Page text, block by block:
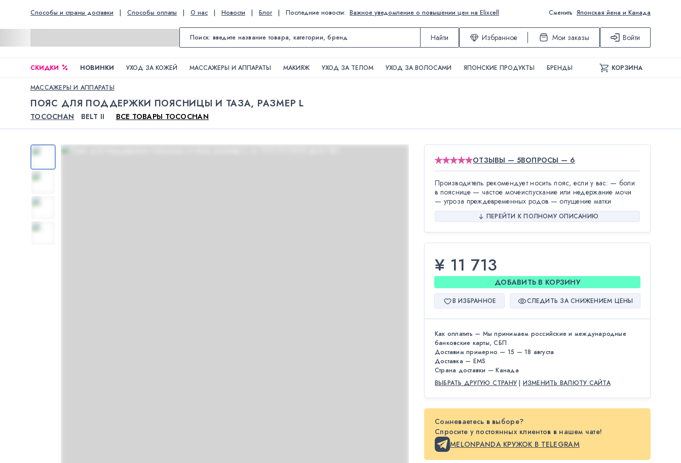
Способы и страны доставки | Способы оплаты | О нас | Новости | Блог | Последние новости: Важное уведомление о повышении цен на Elixcell Сменить Японская йена и Канада
Найти Избранное Мои заказы Войти
СКИДКИ НОВИНКИ УХОД ЗА КОЖЕЙ МАССАЖЕРЫ И АППАРАТЫ МАКИЯЖ УХОД ЗА ТЕЛОМ УХОД ЗА ВОЛОСАМИ ЯПОНСКИЕ ПРОДУКТЫ БРЕНДЫ КОРЗИНА
МАССАЖЕРЫ И АППАРАТЫ
ПОЯС ДЛЯ ПОДДЕРЖКИ ПОЯСНИЦЫ И ТАЗА, РАЗМЕР L
TOCOCHAN BELT II ВСЕ ТОВАРЫ TOCOCHAN
ОТЗЫВЫ — 5ВОПРОСЫ — 6
Производитель рекомендует носить пояс, если у вас: — боли
в пояснице — частое мочеиспускание или недержание мочи
— угроза преждевременных родов — опущение матки
ПЕРЕЙТИ К ПОЛНОМУ ОПИСАНИЮ
¥ 11 713
ДОБАВИТЬ В КОРЗИНУ
В ИЗБРАННОЕ СЛЕДИТЬ ЗА СНИЖЕНИЕМ ЦЕНЫ
Как оплатить — Мы принимаем российские и международные
банковские карты, СБП
Доставим примерно — 15 — 18 августа
Доставка — EMS
Страна доставки — Канада
ВЫБРАТЬ ДРУГУЮ СТРАНУ | ИЗМЕНИТЬ ВАЛЮТУ САЙТА
Сомневаетесь в выборе?
Спросите у постоянных клиентов в нашем чате!
MELONPANDA КРУЖОК В TELEGRAM